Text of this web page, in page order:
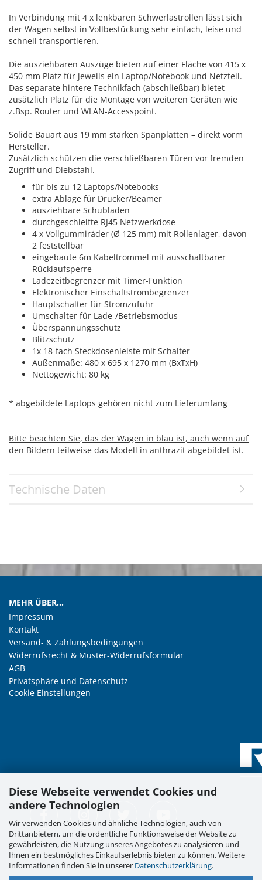
Diese Webseite verwendet Cookies und
andere Technologien
Wir verwenden Cookies und ähnliche Technologien, auch von
Drittanbietern, um die ordentliche Funktionsweise der Website zu
gewährleisten, die Nutzung unseres Angebotes zu analysieren und
Ihnen ein bestmögliches Einkaufserlebnis bieten zu können. Weitere
Informationen finden Sie in unserer Datenschutzerklärung.
In Verbindung mit 4 x lenkbaren Schwerlastrollen lässt sich
der Wagen selbst in Vollbestückung sehr einfach, leise und
schnell transportieren.
Die ausziehbaren Auszüge bieten auf einer Fläche von 415 x
450 mm Platz für jeweils ein Laptop/Notebook und Netzteil.
Das separate hintere Technikfach (abschließbar) bietet
zusätzlich Platz für die Montage von weiteren Geräten wie
z.Bsp. Router und WLAN-Accesspoint.
Solide Bauart aus 19 mm starken Spanplatten – direkt vorm
Hersteller.
Zusätzlich schützen die verschließbaren Türen vor fremden
Zugriff und Diebstahl.
für bis zu 12 Laptops/Notebooks
extra Ablage für Drucker/Beamer
ausziehbare Schubladen
durchgeschleifte RJ45 Netzwerkdose
4 x Vollgummiräder (Ø 125 mm) mit Rollenlager, davon
2 feststellbar
eingebaute 6m Kabeltrommel mit ausschaltbarer
Rücklaufsperre
Ladezeitbegrenzer mit Timer-Funktion
Elektronischer Einschaltstrombegrenzer
Hauptschalter für Stromzufuhr
Umschalter für Lade-/Betriebsmodus
Überspannungsschutz
Blitzschutz
1x 18-fach Steckdosenleiste mit Schalter
Außenmaße: 480 x 695 x 1270 mm (BxTxH)
Nettogewicht: 80 kg
* abgebildete Laptops gehören nicht zum Lieferumfang
Bitte beachten Sie, das der Wagen in blau ist, auch wenn auf
den Bildern teilweise das Modell in anthrazit abgebildet ist.
Technische Daten
MEHR ÜBER...
Impressum
Kontakt
Versand- & Zahlungsbedingungen
Widerrufsrecht & Muster-Widerrufsformular
AGB
Privatsphäre und Datenschutz
Cookie Einstellungen